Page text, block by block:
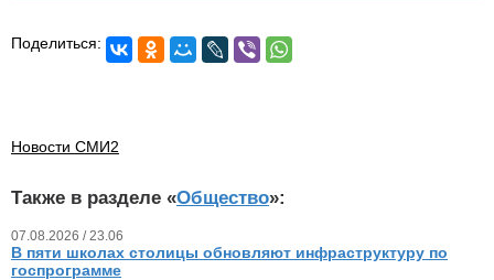
Поделиться:
Новости СМИ2
Также в разделе «Общество»:
07.08.2026 / 23.06
В пяти школах столицы обновляют инфраструктуру по
госпрограмме